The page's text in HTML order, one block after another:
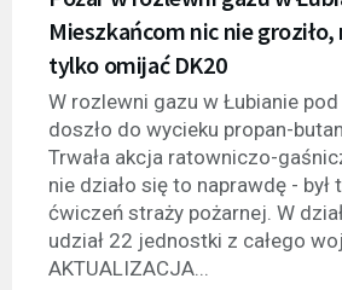
Mieszkańcom nic nie
tylko omijać DK20
W rozlewni gazu w Łubianie
doszło do wycieku propan-
Trwała akcja ratowniczo-
nie działo się to naprawdę - był
ćwiczeń straży pożarnej. W
udział 22 jednostki z całego
AKTUALIZACJA...